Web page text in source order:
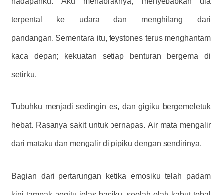
terpental ke udara dan menghilang dari
pandangan. Sementara itu, feystones terus menghantam
kaca depan; kekuatan setiap benturan bergema di
setirku.
Tubuhku menjadi sedingin es, dan gigiku bergemeletuk
hebat. Rasanya sakit untuk bernapas. Air mata mengalir
dari mataku dan mengalir di pipiku dengan sendirinya.
Bagian dari pertarungan ketika emosiku telah padam